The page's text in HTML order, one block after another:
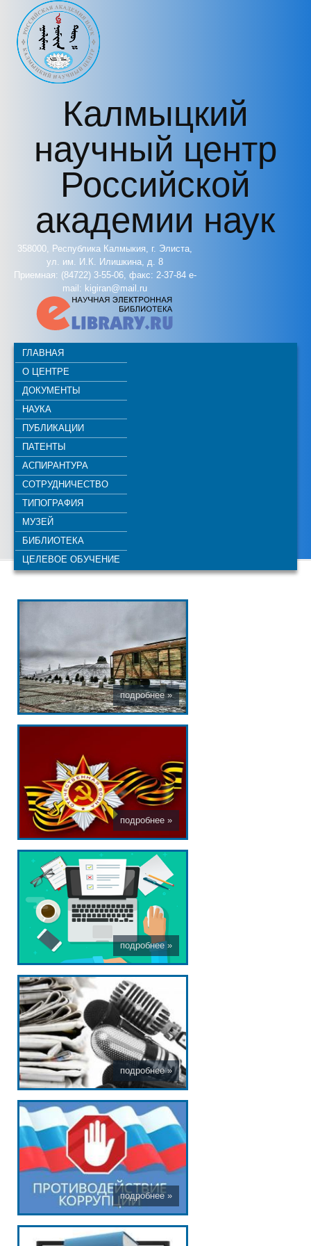
Перейти к основному содержанию
Калмыцкий
научный центр
Российской
академии наук
358000, Республика Калмыкия, г. Элиста,
ул. им. И.К. Илишкина, д. 8
Приемная: (84722) 3-55-06, факс: 2-37-84 e-
mail: kigiran@mail.ru
ГЛАВНАЯ
О ЦЕНТРЕ
ДОКУМЕНТЫ
НАУКА
ПУБЛИКАЦИИ
ПАТЕНТЫ
АСПИРАНТУРА
СОТРУДНИЧЕСТВО
ТИПОГРАФИЯ
МУЗЕЙ
БИБЛИОТЕКА
ЦЕЛЕВОЕ ОБУЧЕНИЕ